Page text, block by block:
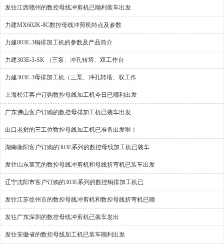
发往江西赣州的数控母线冲剪机已顺利装车出发
力建MX602K-8C数控母线冲剪机特点及参数
力建803E-3铜排加工机的参数及产品简介
力建303E-3-SK （三泵、冲孔转塔、双工作台
力建303E-3母排加工机（三泵、冲孔转塔、双工作
上海松江客户订购数控母线加工机今日已顺利出发
广东佛山客户订购的数控母排加工机已装车出发
出口老挝的三工位数控母线加工机已准备出发啦！
湖南衡阳客户订购的303E系列的数控母线加工机已装车
发往山东莱芜的数控母线冲剪机和母线折弯机已装车出发
辽宁沈阳市客户订购的303E系列的数控铜排加工机已
发往江苏徐州市的数控母线冲剪机和数控母线折弯机已顺
发往广东深圳的数控母线冲剪机已装车发出
发往安徽省的数控母线加工机已装车顺利出发